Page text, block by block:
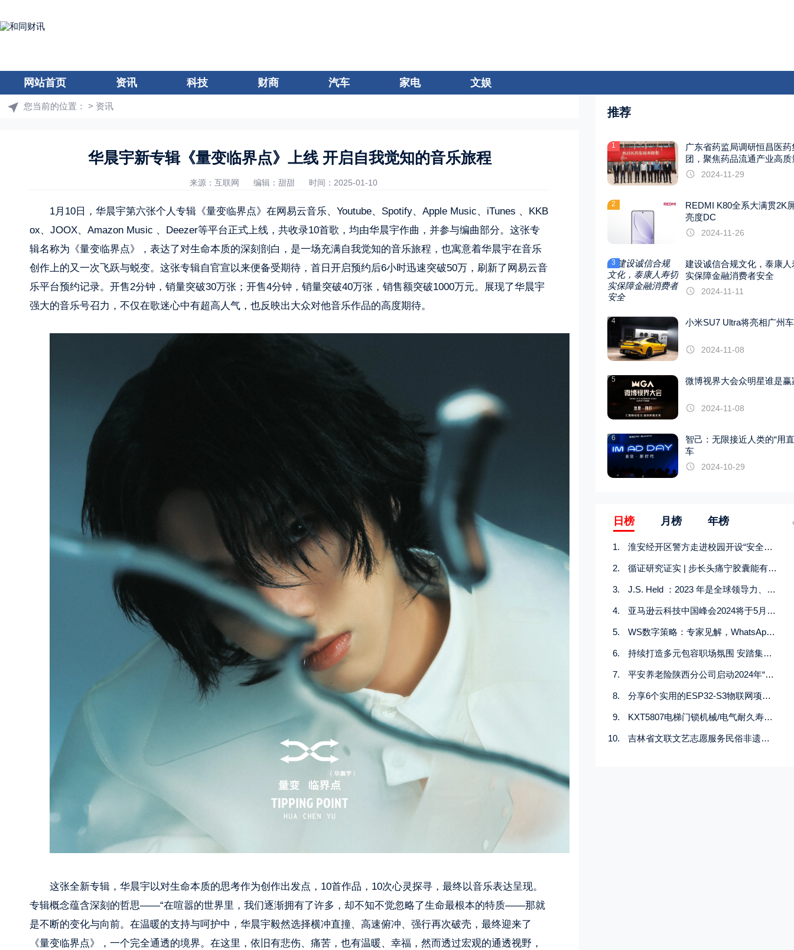
网站首页 资讯 科技 财商 汽车 家电 文娱
您当前的位置： > 资讯
华晨宇新专辑《量变临界点》上线 开启自我觉知的音乐旅程
来源：互联网 编辑：甜甜 时间：2025-01-10
1月10日，华晨宇第六张个人专辑《量变临界点》在网易云音乐、Youtube、Spotify、Apple Music、iTunes 、KKB
ox、JOOX、Amazon Music 、Deezer等平台正式上线，共收录10首歌，均由华晨宇作曲，并参与编曲部分。这张专
辑名称为《量变临界点》，表达了对生命本质的深刻剖白，是一场充满自我觉知的音乐旅程，也寓意着华晨宇在音乐
创作上的又一次飞跃与蜕变。这张专辑自官宣以来便备受期待，首日开启预约后6小时迅速突破50万，刷新了网易云音
乐平台预约记录。开售2分钟，销量突破30万张；开售4分钟，销量突破40万张，销售额突破1000万元。展现了华晨宇
强大的音乐号召力，不仅在歌迷心中有超高人气，也反映出大众对他音乐作品的高度期待。
这张全新专辑，华晨宇以对生命本质的思考作为创作出发点，10首作品，10次心灵探寻，最终以音乐表达呈现。
专辑概念蕴含深刻的哲思——“在喧嚣的世界里，我们逐渐拥有了许多，却不知不觉忽略了生命最根本的特质——那就
是不断的变化与向前。在温暖的支持与呵护中，华晨宇毅然选择横冲直撞、高速俯冲、强行再次破壳，最终迎来了
《量变临界点》，一个完全通透的境界。在这里，依旧有悲伤、痛苦，也有温暖、幸福，然而透过宏观的通透视野，
推荐
1
广东省药监局调研恒昌医药
团，聚焦药品流通产业高质
展
2024-11-29
2
REDMI K80全系大满贯2K
亮度DC
2024-11-26
3
建设诚信合规文化，泰康人
实保障金融消费者安全
2024-11-11
4 小米SU7 Ultra将亮相广州
2024-11-08
5 微博视界大会众明星谁是赢
2024-11-08
6
智己：无限接近人类的“用
车
2024-10-29
日榜 月榜 年榜
淮安经开区警方走进校园开设“安全上网 文明上网”主题讲座
循证研究证实 | 步长头痛宁胶囊能有效防治偏头痛！
J.S. Held ：2023 年是全球领导力、创新和专家协作的里程碑
亚马逊云科技中国峰会2024将于5月29日在上海开幕
WS数字策略：专家见解，WhatsApp营销工具是我业务提升的关键决策
持续打造多元包容职场氛围 安踏集团推出"樱花工绳计划"关怀女性
平安养老险陕西分公司启动2024年“3·15”消费者权益保护教育宣传活动
分享6个实用的ESP32-S3物联网项目：从智能设备到安全创新
KXT5807电梯门锁机械/电气耐久寿命性试验机
吉林省文联文艺志愿服务民俗非遗专场展演走进舒兰市